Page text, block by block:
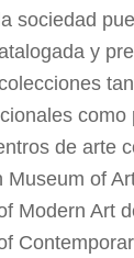
sociedad
y
como
de arte
Museum of
Modern Art